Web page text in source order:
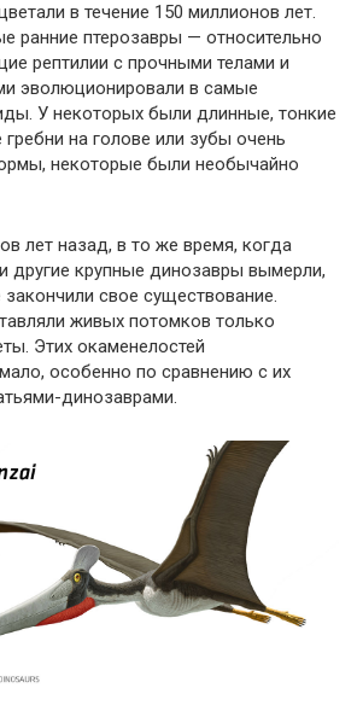
в течение 150 миллионов лет.
ранние птерозавры — относительно
рептилии с прочными телами и
эволюционировали в самые
У некоторых были длинные, тонкие
на голове или зубы очень
некоторые были необычайно
лет назад, в то же время, когда
другие крупные динозавры вымерли,
свое существование.
живых потомков только
Этих окаменелостей
особенно по сравнению с их
динозаврами.